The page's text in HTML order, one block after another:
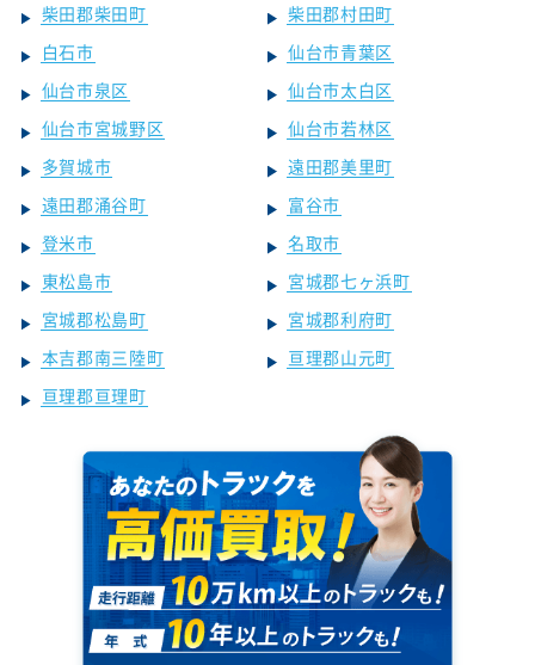
柴田郡柴田町
柴田郡村田町
白石市
仙台市青葉区
仙台市泉区
仙台市太白区
仙台市宮城野区
仙台市若林区
多賀城市
遠田郡美里町
遠田郡涌谷町
富谷市
登米市
名取市
東松島市
宮城郡七ヶ浜町
宮城郡松島町
宮城郡利府町
本吉郡南三陸町
亘理郡山元町
亘理郡亘理町